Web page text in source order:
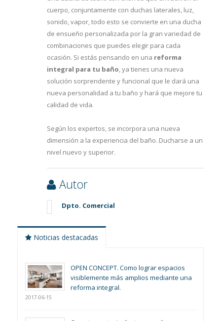
cuerpo, conjuntamente con duchas laterales, luz,
sonido, vapor, todo esto se convierte en una ducha
de ensueño personalizada por la gran variedad de
combinaciones que puedes elegir para cada
ocasión. Si estás pensando en una reforma
integral para tu baño, ya tienes una nueva
solución sorprendente y funcional que le dará una
nueva personalidad a tu baño y hará que mejore tu
calidad de vida.
Según los expertos, se incorpora una nueva
dimensión a la experiencia del baño. Ducharse a un
nivel nuevo y superior.
Autor
Dpto. Comercial
Noticias destacadas
OPEN CONCEPT. Como lograr espacios
visiblemente más amplios mediante una
reforma integral.
2017-06-15